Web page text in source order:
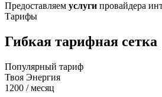
Предоставляем услуги провайдера
Тарифы
Гибкая тарифная сетка
Популярный тариф
Твоя Энергия
1200 / месяц